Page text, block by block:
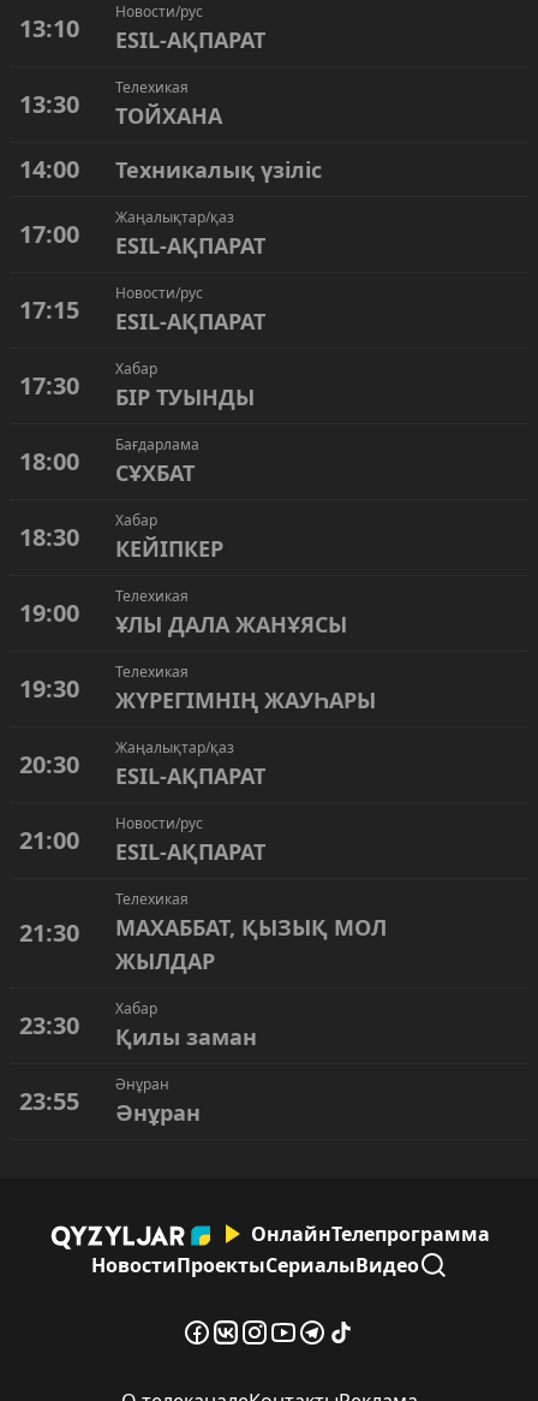
13:10
Новости/рус
ESIL-АҚПАРАТ
13:30
Телехикая
ТОЙХАНА
14:00 Техникалық үзіліс
17:00
Жаңалықтар/қаз
ESIL-АҚПАРАТ
17:15
Новости/рус
ESIL-АҚПАРАТ
17:30
Хабар
БІР ТУЫНДЫ
18:00
Бағдарлама
СҰХБАТ
18:30
Хабар
КЕЙІПКЕР
19:00
Телехикая
ҰЛЫ ДАЛА ЖАНҰЯСЫ
19:30
Телехикая
ЖҮРЕГІМНІҢ ЖАУҺАРЫ
20:30
Жаңалықтар/қаз
ESIL-АҚПАРАТ
21:00
Новости/рус
ESIL-АҚПАРАТ
21:30
Телехикая
МАХАББАТ, ҚЫЗЫҚ МОЛ
ЖЫЛДАР
23:30
Хабар
Қилы заман
23:55
Әнұран
Әнұран
ОнлайнТелепрограмма
НовостиПроектыСериалыВидео